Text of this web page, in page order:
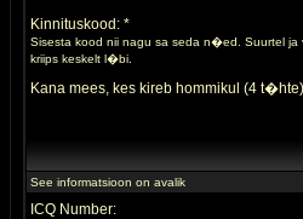
Kinnituskood: *
Sisesta kood nii nagu sa seda n�ed. Suurtel
kriips keskelt l�bi.
Kana mees, kes kireb hommikul (4
See informatsioon on avalik
ICQ Number: